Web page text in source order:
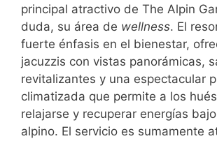
principal atractivo de The Alpin
duda, su área de wellness. El
fuerte énfasis en el bienestar,
jacuzzis con vistas panorámicas,
revitalizantes y una espectacular
climatizada que permite a los
relajarse y recuperar energías
alpino. El servicio es sumamente